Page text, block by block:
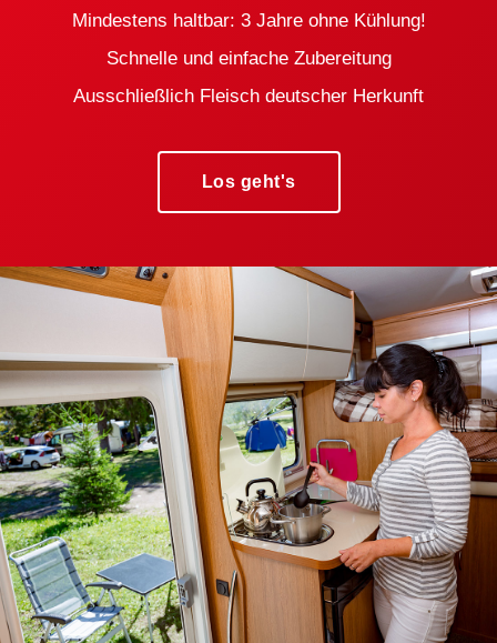
Calciumphosphat. Allergene: Weizen, Sellerie, Ei.
Kann Spuren von Milch, Senf und Soja enthalten.
Nährwerte je 100 g: Brennwert 244 kJ / 58 kcal
Fett 1,9 g, davon gesättigte Fettsäuren 1,10 g
Kohlenhydrate 6,5 g, davon Zucker 0,8 g Eiweiß
2,9 g Salz 1,18 g
Mindestens haltbar: 3 Jahre ohne Kühlung!
Schnelle und einfache Zubereitung
Ausschließlich Fleisch deutscher Herkunft
Los geht's